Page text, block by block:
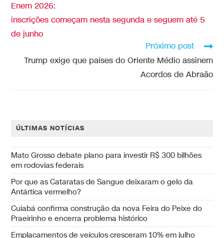
Enem 2026:
inscrições começam nesta segunda e seguem até 5
de junho
Próximo post
Trump exige que países do Oriente Médio assinem
Acordos de Abraão
ÚLTIMAS NOTÍCIAS
Mato Grosso debate plano para investir R$ 300 bilhões
em rodovias federais
Por que as Cataratas de Sangue deixaram o gelo da
Antártica vermelho?
Cuiabá confirma construção da nova Feira do Peixe do
Praeirinho e encerra problema histórico
Emplacamentos de veículos cresceram 10% em julho